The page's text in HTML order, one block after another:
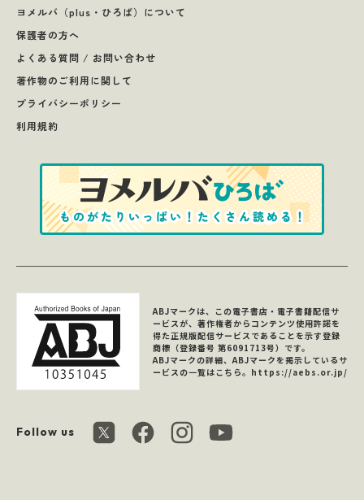
ヨメルバ（plus・ひろば）について
保護者の方へ
よくある質問 / お問い合わせ
著作物のご利用に関して
プライバシーポリシー
利用規約
Follow us
ABJマークは、この電子書店・電子書籍配信サ
ービスが、著作権者からコンテンツ使用許諾を
得た正規版配信サービスであることを示す登録
商標（登録番号 第6091713号）です。
ABJマークの詳細、ABJマークを掲示しているサ
ービスの一覧はこちら。 https://aebs.or.jp/